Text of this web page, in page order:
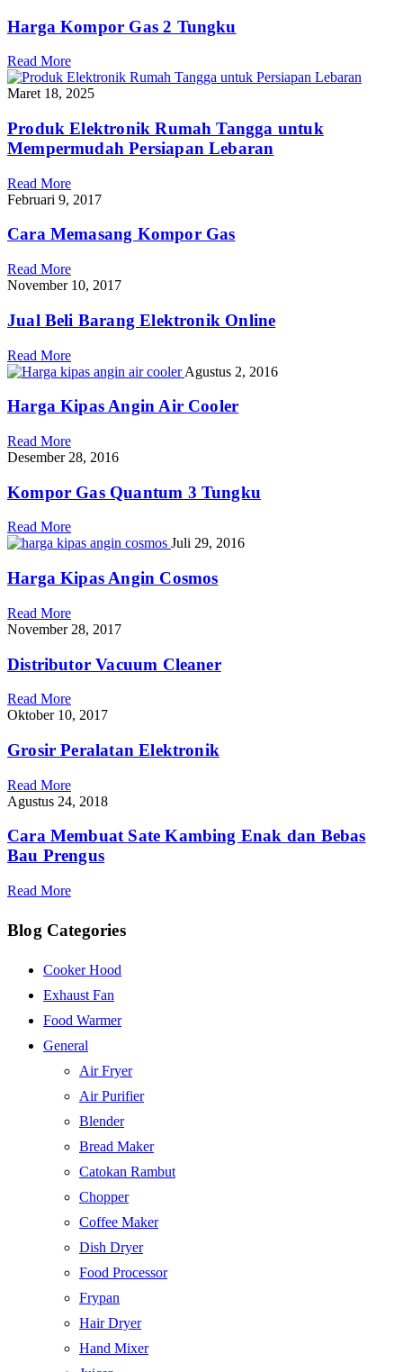
Harga Kompor Gas 2 Tungku
Read More
Maret 18, 2025
Produk Elektronik Rumah Tangga untuk
Mempermudah Persiapan Lebaran
Read More
Februari 9, 2017
Cara Memasang Kompor Gas
Read More
November 10, 2017
Jual Beli Barang Elektronik Online
Read More
Agustus 2, 2016
Harga Kipas Angin Air Cooler
Read More
Desember 28, 2016
Kompor Gas Quantum 3 Tungku
Read More
Juli 29, 2016
Harga Kipas Angin Cosmos
Read More
November 28, 2017
Distributor Vacuum Cleaner
Read More
Oktober 10, 2017
Grosir Peralatan Elektronik
Read More
Agustus 24, 2018
Cara Membuat Sate Kambing Enak dan Bebas
Bau Prengus
Read More
Blog Categories
Cooker Hood
Exhaust Fan
Food Warmer
General
Air Fryer
Air Purifier
Blender
Bread Maker
Catokan Rambut
Chopper
Coffee Maker
Dish Dryer
Food Processor
Frypan
Hair Dryer
Hand Mixer